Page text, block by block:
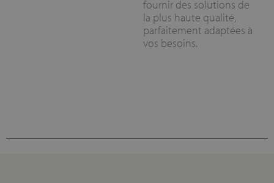
fournir des solutions de
la plus haute qualité,
parfaitement adaptées à
vos besoins.